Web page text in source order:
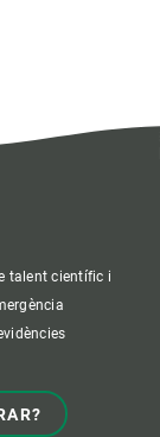
talent científic i